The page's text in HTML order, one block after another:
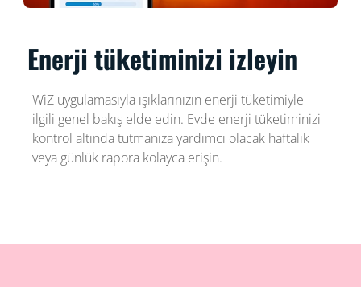
Enerji tüketiminizi izleyin
WiZ uygulamasıyla ışıklarınızın enerji tüketimiyle
ilgili genel bakış elde edin. Evde enerji tüketiminizi
kontrol altında tutmanıza yardımcı olacak haftalık
veya günlük rapora kolayca erişin.